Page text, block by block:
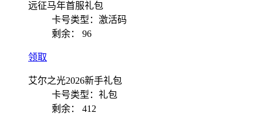
远征马年首服礼包
卡号类型：激活码
剩余：
96
领取
艾尔之光2026新手礼包
卡号类型：礼包
剩余：
412